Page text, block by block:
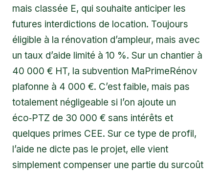
mais classée E, qui souhaite anticiper les
futures interdictions de location. Toujours
éligible à la rénovation d’ampleur, mais avec
un taux d’aide limité à 10 %. Sur un chantier à
40 000 € HT, la subvention MaPrimeRénov
plafonne à 4 000 €. C’est faible, mais pas
totalement négligeable si l’on ajoute un
éco‑PTZ de 30 000 € sans intérêts et
quelques primes CEE. Sur ce type de profil,
l’aide ne dicte pas le projet, elle vient
simplement compenser une partie du surcoût